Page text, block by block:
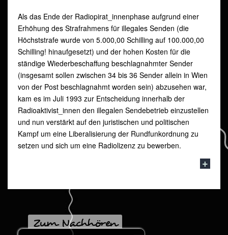
Als das Ende der Radiopirat_innenphase aufgrund einer
Erhöhung des Strafrahmens für illegales Senden (die
Höchststrafe wurde von 5.000,00 Schilling auf 100.000,00
Schilling! hinaufgesetzt) und der hohen Kosten für die
ständige Wiederbeschaffung beschlagnahmter Sender
(insgesamt sollen zwischen 34 bis 36 Sender allein in Wien
von der Post beschlagnahmt worden sein) abzusehen war,
kam es im Juli 1993 zur Entscheidung innerhalb der
Radioaktivist_innen den illegalen Sendebetrieb einzustellen
und nun verstärkt auf den juristischen und politischen
Kampf um eine Liberalisierung der Rundfunkordnung zu
setzen und sich um eine Radiolizenz zu bewerben.
Zum Nachhören